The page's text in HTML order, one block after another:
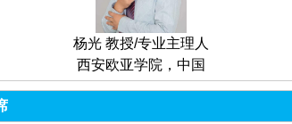
杨光 教授/专业主理人
西安欧亚学院，中国